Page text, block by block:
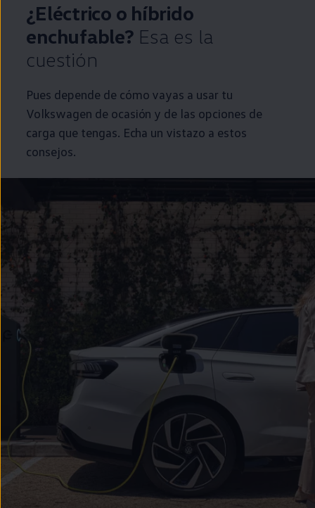
¿Eléctrico o híbrido
enchufable? Esa es la
cuestión
Pues depende de cómo vayas a usar tu
Volkswagen de ocasión y de las opciones de
carga que tengas. Echa un vistazo a estos
consejos.